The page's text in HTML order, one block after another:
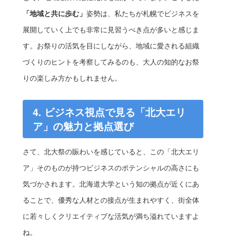
「地域と共に歩む」 姿勢は、私たちが札幌でビジネスを
展開していく上でも非常に見習うべき点が多いと感じま
す。お祭りの活気を目にしながら、地域に愛される組織
づくりのヒントを考察してみるのも、大人の知的なお祭
りの楽しみ方かもしれません。
4. ビジネス視点で見る「北大エリ
ア」の魅力と拠点選び
さて、北大祭の賑わいを感じていると、この「北大エリ
ア」そのものが持つビジネスのポテンシャルの高さにも
気づかされます。北海道大学という知の拠点が近くにあ
ることで、優秀な人材との接点が生まれやすく、街全体
に若々しくクリエイティブな活気が満ち溢れていますよ
ね。